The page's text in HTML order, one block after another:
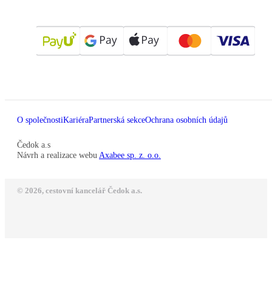
O společnostiKariéraPartnerská sekceOchrana osobních údajů
Čedok a.s
Návrh a realizace webu Axabee sp. z. o.o.
© 2026, cestovní kancelář Čedok a.s.